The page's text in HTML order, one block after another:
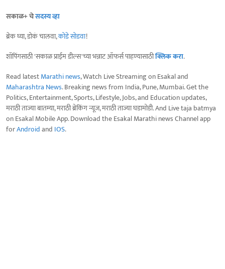
सकाळ+ चेसदस्य व्हा
ब्रेक घ्या, डोकं चालवा,कोडे सोडवा!
शॉपिंगसाठी 'सकाळ प्राईम डील्स'च्या भन्नाट ऑफर्स पाहण्यासाठीक्लिक करा.
Read latestMarathi news, Watch Live Streaming on Esakal and
Maharashtra News. Breaking news from India, Pune, Mumbai. Get the
Politics, Entertainment, Sports, Lifestyle, Jobs, and Education updates,
मराठी ताज्या बातम्या, मराठी ब्रेकिंग न्यूज, मराठी ताज्या घडामोडी. And Live taja batmya
on Esakal Mobile App. Download the Esakal Marathi news Channel app
forAndroidand IOS.